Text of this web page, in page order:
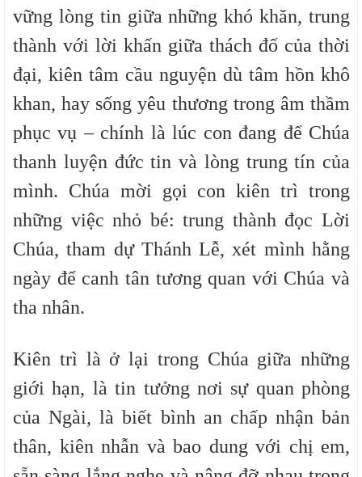
vững lòng tin giữa những khó khăn, trung
thành với lời khấn giữa thách đố của thời
đại, kiên tâm cầu nguyện dù tâm hồn khô
khan, hay sống yêu thương trong âm thầm
phục vụ – chính là lúc con đang để Chúa
thanh luyện đức tin và lòng trung tín của
mình. Chúa mời gọi con kiên trì trong
những việc nhỏ bé: trung thành đọc Lời
Chúa, tham dự Thánh Lễ, xét mình hằng
ngày để canh tân tương quan với Chúa và
tha nhân.
Kiên trì là ở lại trong Chúa giữa những
giới hạn, là tin tưởng nơi sự quan phòng
của Ngài, là biết bình an chấp nhận bản
thân, kiên nhẫn và bao dung với chị em,